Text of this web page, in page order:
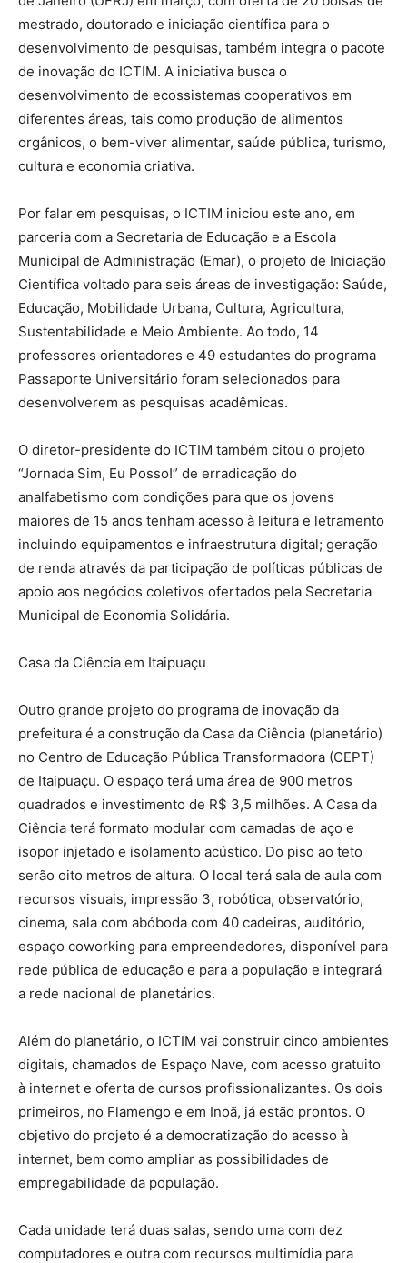
mestrado, doutorado e iniciação científica para o
desenvolvimento de pesquisas, também integra o pacote
de inovação do ICTIM. A iniciativa busca o
desenvolvimento de ecossistemas cooperativos em
diferentes áreas, tais como produção de alimentos
orgânicos, o bem-viver alimentar, saúde pública, turismo,
cultura e economia criativa.
Por falar em pesquisas, o ICTIM iniciou este ano, em
parceria com a Secretaria de Educação e a Escola
Municipal de Administração (Emar), o projeto de Iniciação
Científica voltado para seis áreas de investigação: Saúde,
Educação, Mobilidade Urbana, Cultura, Agricultura,
Sustentabilidade e Meio Ambiente. Ao todo, 14
professores orientadores e 49 estudantes do programa
Passaporte Universitário foram selecionados para
desenvolverem as pesquisas acadêmicas.
O diretor-presidente do ICTIM também citou o projeto
“Jornada Sim, Eu Posso!” de erradicação do
analfabetismo com condições para que os jovens
maiores de 15 anos tenham acesso à leitura e letramento
incluindo equipamentos e infraestrutura digital; geração
de renda através da participação de políticas públicas de
apoio aos negócios coletivos ofertados pela Secretaria
Municipal de Economia Solidária.
Casa da Ciência em Itaipuaçu
Outro grande projeto do programa de inovação da
prefeitura é a construção da Casa da Ciência (planetário)
no Centro de Educação Pública Transformadora (CEPT)
de Itaipuaçu. O espaço terá uma área de 900 metros
quadrados e investimento de R$ 3,5 milhões. A Casa da
Ciência terá formato modular com camadas de aço e
isopor injetado e isolamento acústico. Do piso ao teto
serão oito metros de altura. O local terá sala de aula com
recursos visuais, impressão 3, robótica, observatório,
cinema, sala com abóboda com 40 cadeiras, auditório,
espaço coworking para empreendedores, disponível para
rede pública de educação e para a população e integrará
a rede nacional de planetários.
Além do planetário, o ICTIM vai construir cinco ambientes
digitais, chamados de Espaço Nave, com acesso gratuito
à internet e oferta de cursos profissionalizantes. Os dois
primeiros, no Flamengo e em Inoã, já estão prontos. O
objetivo do projeto é a democratização do acesso à
internet, bem como ampliar as possibilidades de
empregabilidade da população.
Cada unidade terá duas salas, sendo uma com dez
computadores e outra com recursos multimídia para